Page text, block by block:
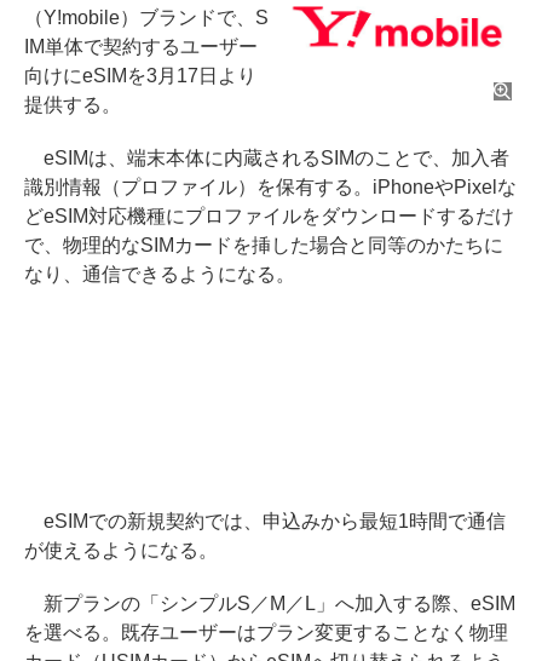
（Y!mobile）ブランドで、S
IM単体で契約するユーザー
向けにeSIMを3月17日より
提供する。
eSIMは、端末本体に内蔵されるSIMのことで、加入者
識別情報（プロファイル）を保有する。iPhoneやPixelな
どeSIM対応機種にプロファイルをダウンロードするだけ
で、物理的なSIMカードを挿した場合と同等のかたちに
なり、通信できるようになる。
eSIMでの新規契約では、申込みから最短1時間で通信
が使えるようになる。
新プランの「シンプルS／M／L」へ加入する際、eSIM
を選べる。既存ユーザーはプラン変更することなく物理